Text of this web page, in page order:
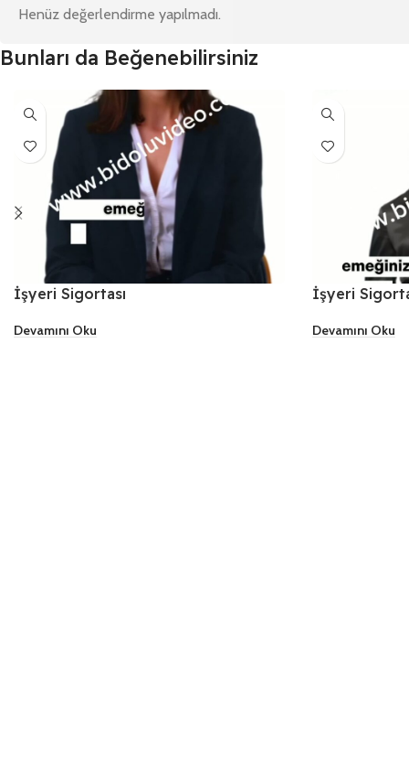
Henüz değerlendirme yapılmadı.
Bunları da Beğenebilirsiniz
İşyeri Sigortası
Devamını Oku
İşyeri
Devamını Oku